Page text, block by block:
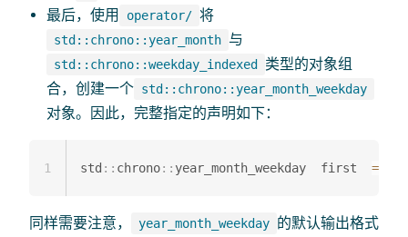
最后，使用
operator/ 将
std::chrono::year_month 与
std::chrono::weekday_indexed 类型的对象组
合，创建一个 std::chrono::year_month_weekday
对象。因此，完整指定的声明如下：
std :: chrono:: year_month_weekday  first =
1
同样需要注意， year_month_weekday 的默认输出格式